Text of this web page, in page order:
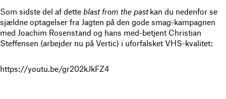
Som sidste del af dette blast from the pastkan du nedenfor se
sjældne optagelser fra Jagten på den gode smag-kampagnen
med Joachim Rosenstand og hans med-betjent Christian
Steffensen (arbejder nu på Vertic) i uforfalsket VHS-kvalitet:
https://youtu.be/gr202kJkFZ4